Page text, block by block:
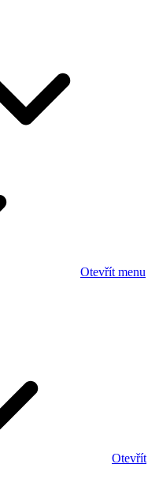
Otevřít menu
Otevřít